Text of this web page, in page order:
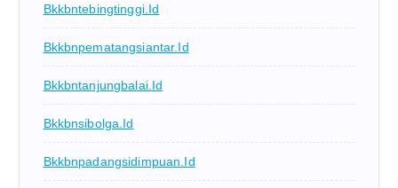
Bkkbntebingtinggi.id
Bkkbnpematangsiantar.id
Bkkbntanjungbalai.id
Bkkbnsibolga.id
Bkkbnpadangsidimpuan.id